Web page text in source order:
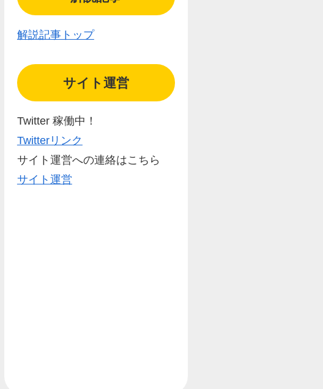
解説記事トップ
サイト運営
Twitter 稼働中！
Twitterリンク
サイト運営への連絡はこちら
サイト運営